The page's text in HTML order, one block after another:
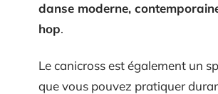
danse moderne,
hop.
Le canicross est également un
que vous pouvez pratiquer